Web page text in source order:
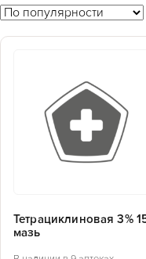
Тетрациклиновая 3%
мазь